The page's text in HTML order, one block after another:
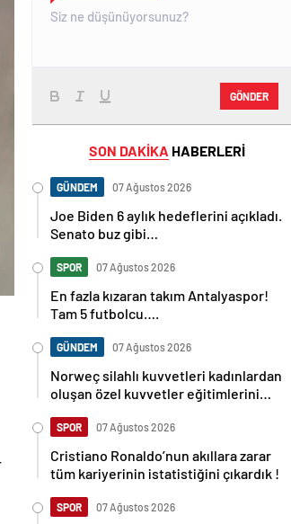
GÖNDER
SON DAKİKA HABERLERİ
GÜNDEM 07 Ağustos 2026
Joe Biden 6 aylık hedeflerini açıkladı.
Senato buz gibi…
SPOR 07 Ağustos 2026
En fazla kızaran takım Antalyaspor!
Tam 5 futbolcu….
GÜNDEM 07 Ağustos 2026
Norweç silahlı kuvvetleri kadınlardan
oluşan özel kuvvetler eğitimlerini
SPOR 07 Ağustos 2026
Cristiano Ronaldo’nun akıllara zarar
tüm kariyerinin istatistiğini çıkardık !
SPOR 07 Ağustos 2026